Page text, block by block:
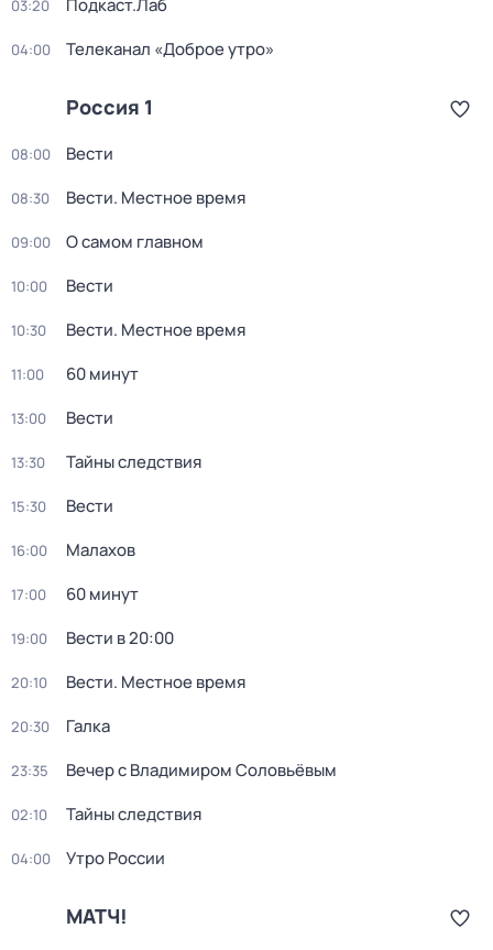
03:20 Подкаст.Лаб
04:00 Телеканал «Доброе утро»
Россия 1
08:00 Вести
08:30 Вести. Местное время
09:00 О самом главном
10:00 Вести
10:30 Вести. Местное время
11:00 60 минут
13:00 Вести
13:30 Тайны следствия
15:30 Вести
16:00 Малахов
17:00 60 минут
19:00 Вести в 20:00
20:10 Вести. Местное время
20:30 Галка
23:35 Вечер с Владимиром Соловьёвым
02:10 Тайны следствия
04:00 Утро России
МАТЧ!